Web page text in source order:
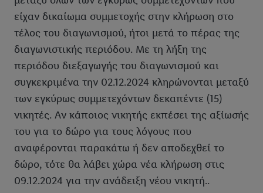
είχαν δικαίωμα συμμετοχής στην κλήρωση στο
τέλος του διαγωνισμού, ήτοι μετά το πέρας της
διαγωνιστικής περιόδου. Με τη λήξη της
περιόδου διεξαγωγής του διαγωνισμού και
συγκεκριμένα την 02.12.2024 κληρώνονται μεταξύ
των εγκύρως συμμετεχόντων δεκαπέντε (15)
νικητές. Αν κάποιος νικητής εκπέσει της αξίωσής
του για το δώρο για τους λόγους που
αναφέρονται παρακάτω ή δεν αποδεχθεί το
δώρο, τότε θα λάβει χώρα νέα κλήρωση στις
09.12.2024 για την ανάδειξη νέου νικητή..